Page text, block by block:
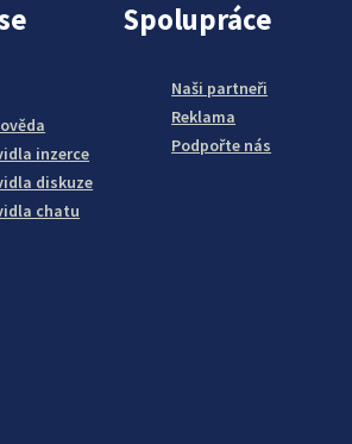
inzerce
diskuze
chatu
Spolupráce
Naši partneři
Reklama
Podpořte nás